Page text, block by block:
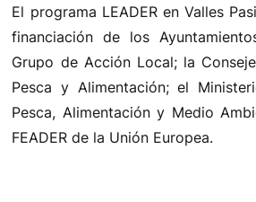
El programa LEADER en Valles
financiación de los
Grupo de Acción Local; la
Pesca y Alimentación; el
Pesca, Alimentación y Medio
FEADER de la Unión Europea.